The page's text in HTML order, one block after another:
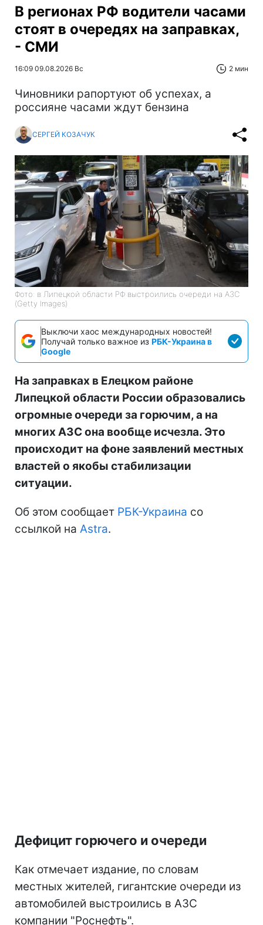
В регионах РФ водители часами
стоят в очередях на заправках,
- СМИ
16:09 09.08.2026 Вс 2 мин
Чиновники рапортуют об успехах, а
россияне часами ждут бензина
СЕРГЕЙ КОЗАЧУК
Фото: в Липецкой области РФ выстроились очереди на АЗС
(Getty Images)
Выключи хаос международных новостей!
Получай только важное из РБК-Украина в
Google
На заправках в Елецком районе
Липецкой области России образовались
огромные очереди за горючим, а на
многих АЗС она вообще исчезла. Это
происходит на фоне заявлений местных
властей о якобы стабилизации
ситуации.
Об этом сообщает РБК-Украина со
ссылкой на Astra.
Дефицит горючего и очереди
Как отмечает издание, по словам
местных жителей, гигантские очереди из
автомобилей выстроились в АЗС
компании "Роснефть".